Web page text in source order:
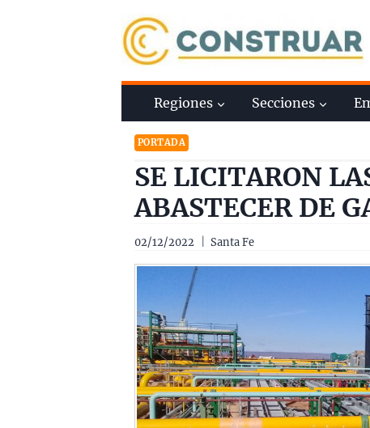
Regiones Secciones
PORTADA
SE LICITARON
ABASTECER DE
02/12/2022 Santa Fe